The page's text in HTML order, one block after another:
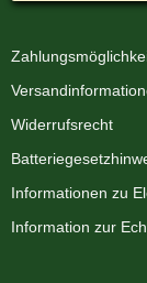
Widerrufsrecht
Informationen zu
Information zur